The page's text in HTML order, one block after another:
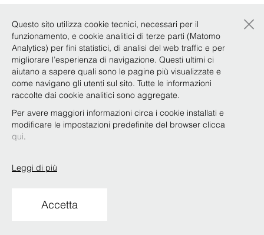
Questo sito utilizza cookie tecnici, necessari per il
funzionamento, e cookie analitici di terze parti (Matomo
Analytics) per fini statistici, di analisi del web traffic e per
migliorare l’esperienza di navigazione. Questi ultimi ci
aiutano a sapere quali sono le pagine più visualizzate e
come navigano gli utenti sul sito. Tutte le informazioni
raccolte dai cookie analitici sono aggregate.
Per avere maggiori informazioni circa i cookie installati e
modificare le impostazioni predefinite del browser clicca
qui.
Leggi di più
Accetta
×